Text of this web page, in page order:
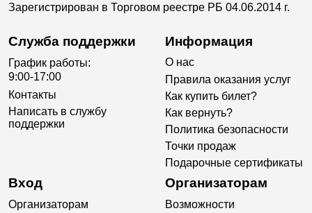
Зарегистрирован в Торговом реестре РБ 04.06.2014 г.
Служба поддержки
График работы:
9:00-17:00
Контакты
Написать в службу
поддержки
Информация
О нас
Правила оказания услуг
Как купить билет?
Как вернуть?
Политика безопасности
Точки продаж
Подарочные сертификаты
Вход
Организаторам
Организаторам
Возможности